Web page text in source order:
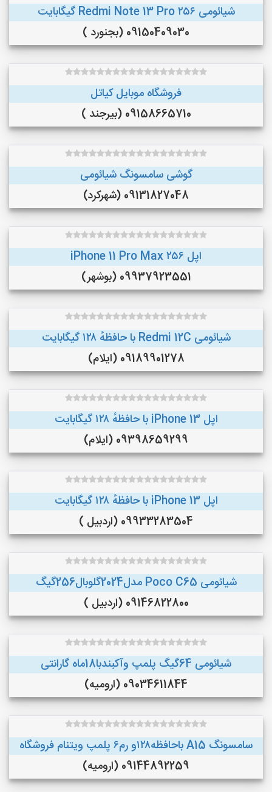
شیائومی Redmi Note 13 Pro ۲۵۶ گیگابایت
09150409030 (بجنورد )
فروشگاه موبایل کیاتل
09158665710 (بیرجند )
گوشی سامسونگ شیائومی
09131827048 (شهرکرد)
اپل iPhone 11 Pro Max ۲۵۶
09937923551 (بوشهر)
شیائومی Redmi 12C با حافظهٔ ۱۲۸ گیگابایت
09189901278 (ایلام)
اپل iPhone 13 با حافظهٔ ۱۲۸ گیگابایت
09398659299 (ایلام)
اپل iPhone 13 با حافظهٔ ۱۲۸ گیگابایت
09933283504 (اردبیل )
شیائومی Poco C65 مدل2024گلوبال256گیگ
09146822800 (اردبیل )
شیائومی 64گیگ پلمپ وآکبندبا18ماه گارانتی
09034611844 (ارومیه)
سامسونگ A15 باحافظه۱۲۸و رم۶ پلمپ ویتنام فروشگاه
09144892259 (ارومیه)